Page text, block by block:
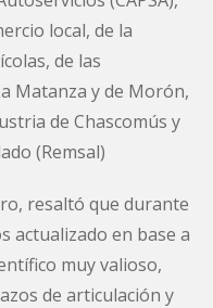
local, de la
de las
Matanza y de Morón,
de Chascomús y
(Remsal)
resaltó que durante
actualizado en base a
muy valioso,
de articulación y